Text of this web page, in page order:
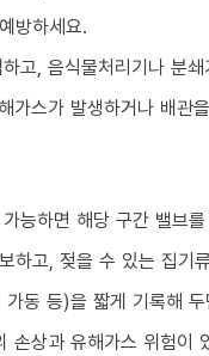
방하세요.
고, 음식물처리기나 분
가스가 발생하거나 배관
능하면 해당 구간 밸브
하고, 젖을 수 있는 집기
동 등)을 짧게 기록해
손상과 유해가스 위험이